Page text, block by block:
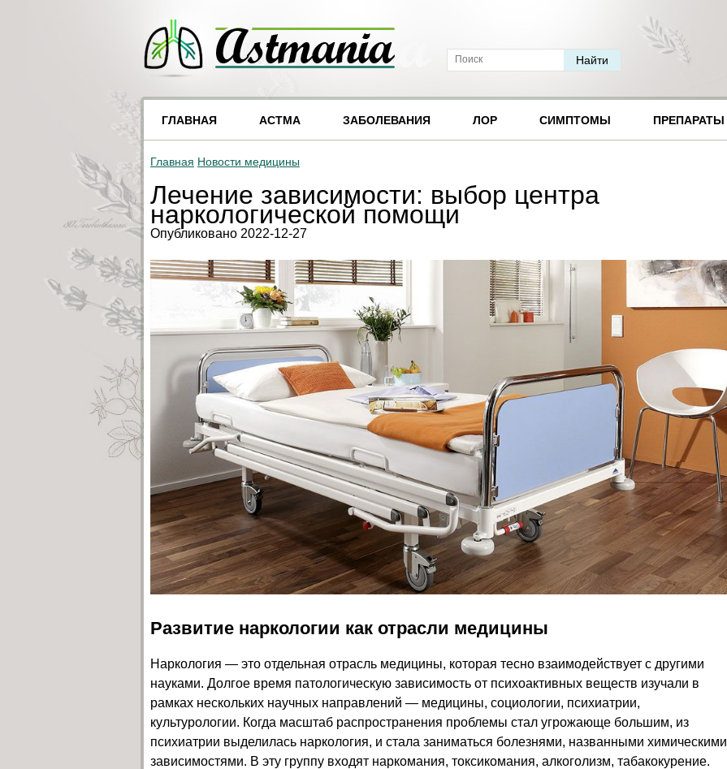
ГЛАВНАЯ АСТМА ЗАБОЛЕВАНИЯ ЛОР СИМПТОМЫ ПРЕПАРАТЫ
Главная Новости медицины
Лечение зависимости: выбор центра
наркологической помощи
Опубликовано 2022-12-27
Развитие наркологии как отрасли медицины
Наркология — это отдельная отрасль медицины, которая тесно взаимодействует с другими
науками. Долгое время патологическую зависимость от психоактивных веществ изучали в
рамках нескольких научных направлений — медицины, социологии, психиатрии,
культурологии. Когда масштаб распространения проблемы стал угрожающе большим, из
психиатрии выделилась наркология, и стала заниматься болезнями, названными химическими
зависимостями. В эту группу входят наркомания, токсикомания, алкоголизм, табакокурение.